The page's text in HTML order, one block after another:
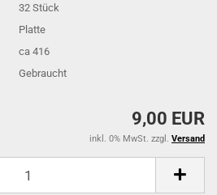
32Stück
Platte
ca 416
Gebraucht
9,00 EUR
inkl. 0% MwSt. zzgl. Versand